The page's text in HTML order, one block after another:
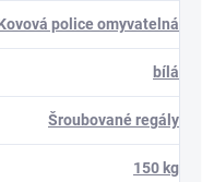
police omyvatelná
bílá
Šroubované regály
150 kg